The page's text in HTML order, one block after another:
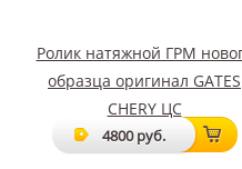
Ролик натяжной ГРМ
образца оригинал GATES
CHERY ЦС
4800 руб.